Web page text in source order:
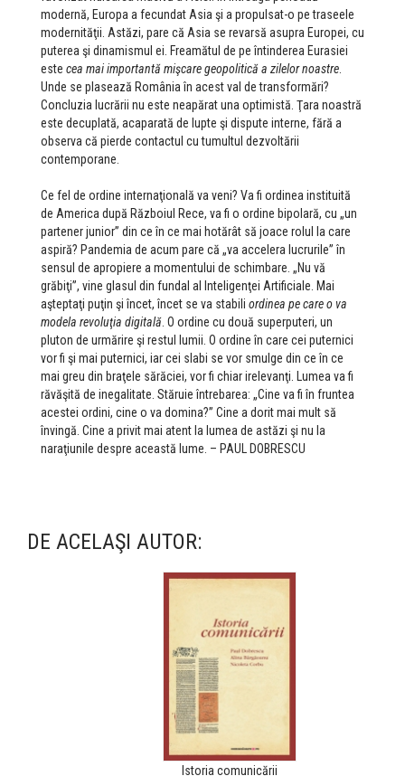
modernă, Europa a fecundat Asia şi a propulsat-o pe traseele
modernităţii. Astăzi, pare că Asia se revarsă asupra Europei, cu
puterea şi dinamismul ei. Freamătul de pe întinderea Eurasiei
este cea mai importantă mişcare geopolitică a zilelor noastre
Unde se plasează România în acest val de transformări?
Concluzia lucrării nu este neapărat una optimistă. Ţara noastră
este decuplată, acaparată de lupte şi dispute interne, fără a
observa că pierde contactul cu tumultul dezvoltării
contemporane.
Ce fel de ordine internaţională va veni? Va fi ordinea instituită
de America după Războiul Rece, va fi o ordine bipolară, cu „un
partener junior” din ce în ce mai hotărât să joace rolul la care
aspiră? Pandemia de acum pare că „va accelera lucrurile” în
sensul de apropiere a momentului de schimbare. „Nu vă
grăbiţi”, vine glasul din fundal al Inteligenţei Artificiale. Mai
aşteptaţi puţin şi încet, încet se va stabili ordinea pe care o va
modela revoluţia digitală . O ordine cu două superputeri, un
pluton de urmărire şi restul lumii. O ordine în care cei puternici
vor fi şi mai puternici, iar cei slabi se vor smulge din ce în ce
mai greu din braţele sărăciei, vor fi chiar irelevanţi. Lumea va fi
răvăşită de inegalitate. Stăruie întrebarea: „Cine va fi în fruntea
acestei ordini, cine o va domina?” Cine a dorit mai mult să
învingă. Cine a privit mai atent la lumea de astăzi şi nu la
naraţiunile despre această lume. – PAUL DOBRESCU
DE ACELAŞI AUTOR:
Istoria comunicării